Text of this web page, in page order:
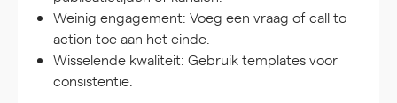
Weinig engagement: Voeg een vraag of call to
action toe aan het einde.
Wisselende kwaliteit: Gebruik templates voor
consistentie.